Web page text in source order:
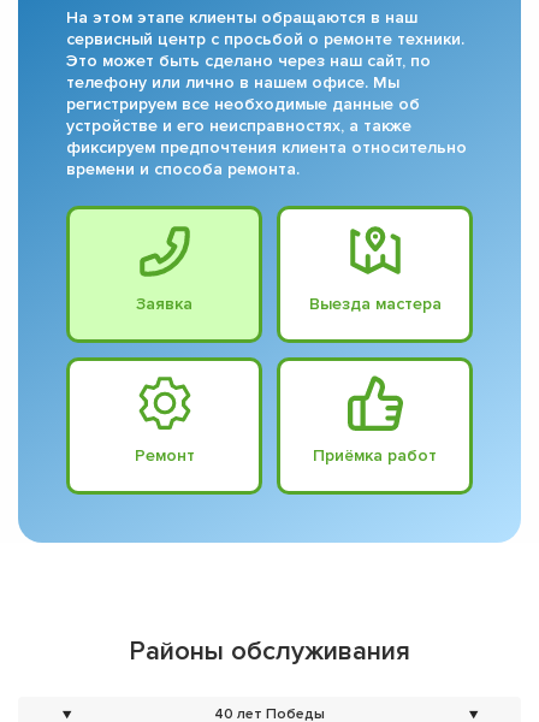
На этом этапе клиенты обращаются в наш
сервисный центр с просьбой о ремонте техники.
Это может быть сделано через наш сайт, по
телефону или лично в нашем офисе. Мы
регистрируем все необходимые данные об
устройстве и его неисправностях, а также
фиксируем предпочтения клиента относительно
времени и способа ремонта.
Заявка Выезда мастера
Ремонт Приёмка работ
Районы обслуживания
▼ 40 лет Победы ▼